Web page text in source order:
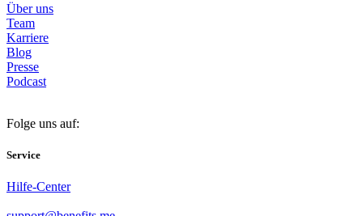
Über uns
Team
Karriere
Blog
Presse
Podcast
Folge uns auf:
Service
Hilfe-Center